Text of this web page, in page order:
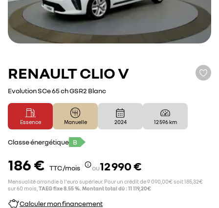
RENAULTCLIO V
Evolution SCe 65 ch GSR2 Blanc
Essence Manuelle 2024 12 596 km
Classe énergétique B
186 € TTC /mois ou12 990 €
Mensualité arrondie à l'euro supérieur. Pour un crédit de 9 090,00€ soit 185,32€
sur 60 mois, TAEG fixe 8.55 %. Montant total dû : 11 119,20€
Calculer mon financement